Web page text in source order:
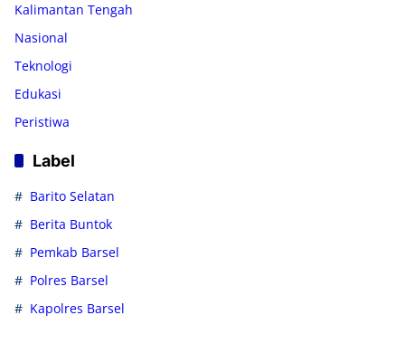
Kalimantan Tengah
Nasional
Teknologi
Edukasi
Peristiwa
Label
Barito Selatan
Berita Buntok
Pemkab Barsel
Polres Barsel
Kapolres Barsel